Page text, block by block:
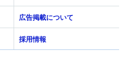
広告掲載について
採用情報